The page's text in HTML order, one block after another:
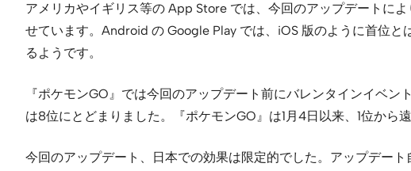
アメリカやイギリス等の App Store では、今回のアップデートに
せています。Android の Google Play では、iOS 版のように首位
るようです。
『ポケモンGO』では今回のアップデート前にバレンタインイベ
は8位にとどまりました。『ポケモンGO』は1月4日以来、1位から
今回のアップデート、日本での効果は限定的でした。アップデー